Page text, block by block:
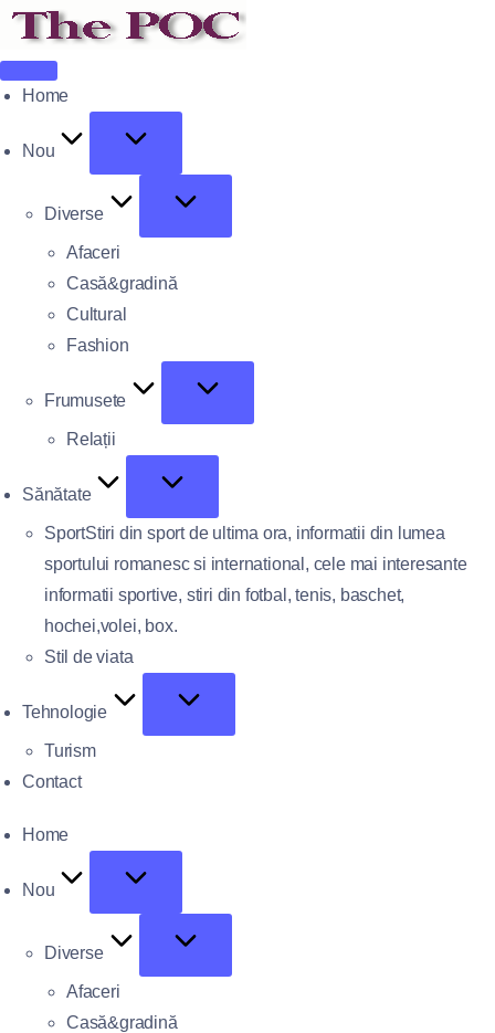
Home
Nou
Diverse
Afaceri
Casă&gradină
Cultural
Fashion
Frumusete
Relații
Sănătate
SportStiri din sport de ultima ora, informatii din lumea
sportului romanesc si international, cele mai interesante
informatii sportive, stiri din fotbal, tenis, baschet,
hochei,volei, box.
Stil de viata
Tehnologie
Turism
Contact
Home
Nou
Diverse
Afaceri
Casă&gradină